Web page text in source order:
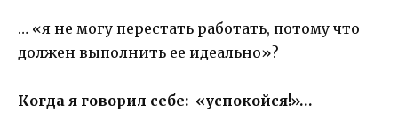
… «я не могу перестать работать, потому что
должен выполнить ее идеально»?
Когда я говорил себе: «успокойся!»…